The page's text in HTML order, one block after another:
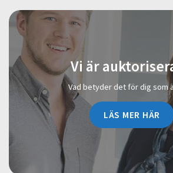
Vi är
Vad betyder det för dig som
LÄS MER HÄR